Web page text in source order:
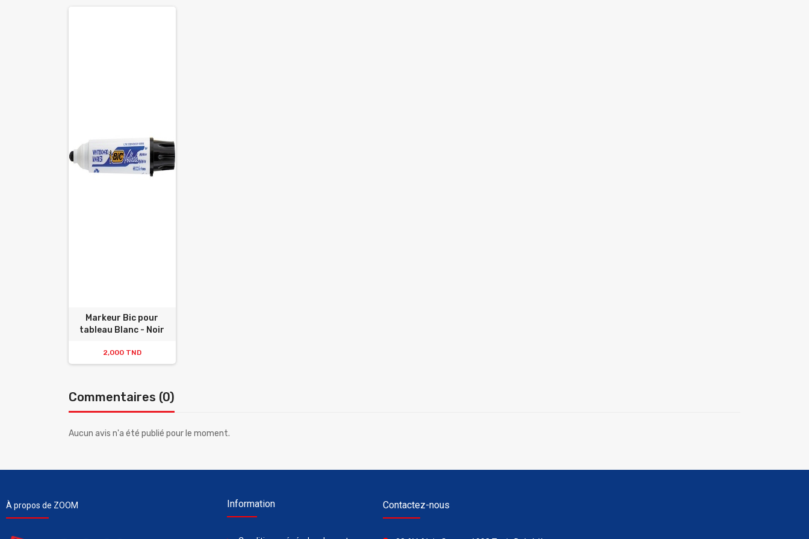
Markeur Bic pour
tableau Blanc - Noir
2,000 TND
Commentaires (0)
Aucun avis n'a été publié pour le moment.
À propos de ZOOM Information Contactez-nous